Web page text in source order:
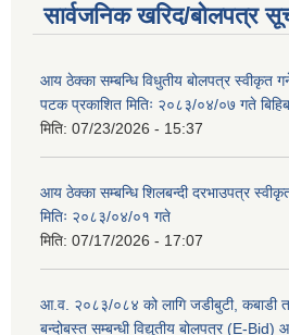
सार्वजनिक खरिद/बोलपत्र
आय ठेक्का सम्बन्धि विधुतीय बोलपत्र स्वीकृत
पटक प्रकाशित मितिः २०८३/०४/०७ गते
मिति: 07/23/2026 - 15:37
आय ठेक्का सम्बन्धि शिलबन्दी दरभाउपत्र
मितिः २०८३/०४/०१ गते
मिति: 07/17/2026 - 17:07
आ.व. २०८३/०८४ को लागि जडीबुटी, कबाडी
बन्दोबस्त सम्बन्धी विद्युतीय बोलपत्र (E-